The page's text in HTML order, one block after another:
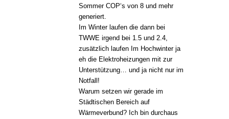
Sommer COP‘s von 8 und mehr
generiert.
Im Winter laufen die dann bei
TWWE irgend bei 1.5 und 2.4,
zusätzlich laufen Im Hochwinter ja
eh die Elektroheizungen mit zur
Unterstützung… und ja nicht nur im
Notfall!
Warum setzen wir gerade im
Städtischen Bereich auf
Wärmeverbund? Ich bin durchaus